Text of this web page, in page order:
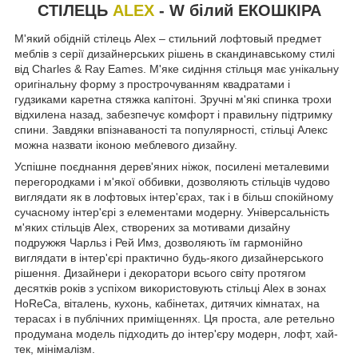
СТІЛЕЦЬ ALEX- W білий ЕКОШКІРА
М'який обідній стілець Alex – стильний лофтовый предмет
меблів з серії дизайнерських рішень в скандинавському стилі
від Charles & Ray Eames. М'яке сидіння стільця має унікальну
оригінальну форму з прострочуванням квадратами і
гудзиками каретна стяжка капітоні. Зручні м'які спинка трохи
відхилена назад, забезпечує комфорт і правильну підтримку
спини. Завдяки впізнаваності та популярності, стільці Алекс
можна назвати іконою меблевого дизайну.
Успішне поєднання дерев'яних ніжок, посилені металевими
перегородками і м'якої оббивки, дозволяють стільців чудово
виглядати як в лофтовых інтер'єрах, так і в більш спокійному
сучасному інтер'єрі з елементами модерну. Універсальність
м'яких стільців Alex, створених за мотивами дизайну
подружжя Чарльз і Рей Имз, дозволяють їм гармонійно
виглядати в інтер'єрі практично будь-якого дизайнерського
рішення. Дизайнери і декоратори всього світу протягом
десятків років з успіхом використовують стільці Alex в зонах
HoReCa, віталень, кухонь, кабінетах, дитячих кімнатах, на
терасах і в публічних приміщеннях. Ця проста, але ретельно
продумана модель підходить до інтер'єру модерн, лофт, хай-
тек, мінімалізм.